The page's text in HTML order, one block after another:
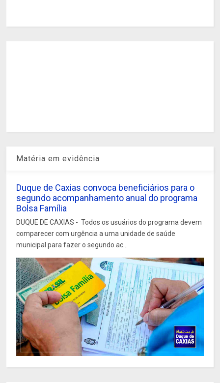
Matéria em evidência
Duque de Caxias convoca beneficiários para o
segundo acompanhamento anual do programa
Bolsa Família
DUQUE DE CAXIAS - Todos os usuários do programa devem
comparecer com urgência a uma unidade de saúde
municipal para fazer o segundo ac...